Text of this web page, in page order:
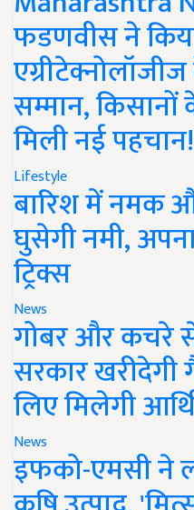
फडणवीस ने
सम्मान,
मिली नई पहचान!
Lifestyle
बारिश में नमक
घुसेगी नमी,
ट्रिक्स
News
गोबर और कचरे
सरकार
लिए मिलेगी
News
इफको-एमसी ने